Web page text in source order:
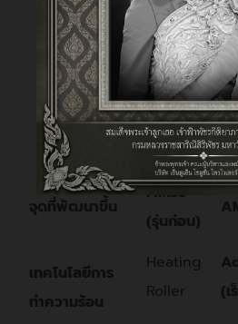
Email ได้ทันทีผ่านแผงควบคุ
Searchable PDF (Thai-
เอกสารกระดาษให้เป็นไฟล์
ในได้ (Full-text search)ช่
อนาคตทำได้ในไม่กี่วินาที
จุดที่พัฒนาขึ้น
AM33
(รุ่นก่อน)
เทคโนโลยีการ
ทำความร้อน
Heating
Roller
(เ